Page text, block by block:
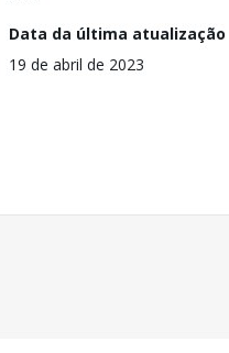
Data da última atualização
19 de abril de 2023